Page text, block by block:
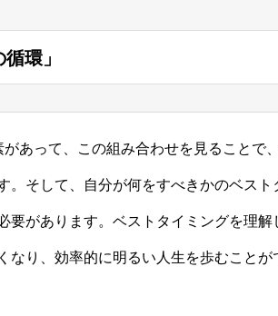
環」
があって、この組み合わせを見ることで
そして、自分が何をすべきかのベスト
要があります。ベストタイミングを理解
なり、効率的に明るい人生を歩むことが